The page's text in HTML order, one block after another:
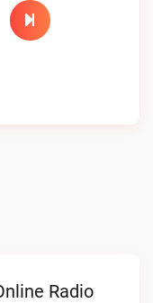
Radio